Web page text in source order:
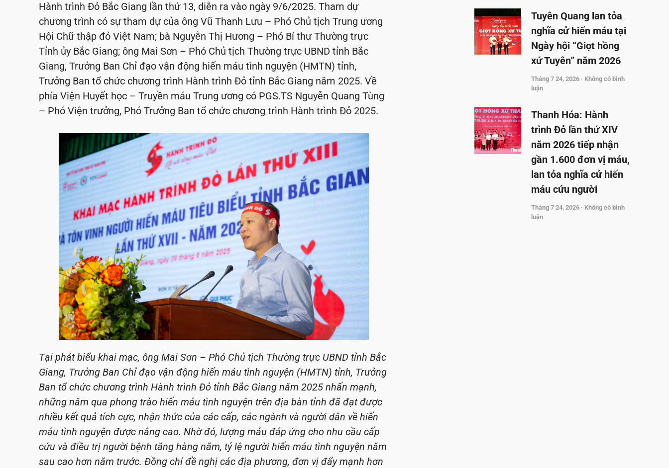
Hành trình Đỏ Bắc Giang lần thứ 13, diễn ra vào ngày 9/6/2025. Tham dự
chương trình có sự tham dự của ông Vũ Thanh Lưu – Phó Chủ tịch Trung ương
Hội Chữ thập đỏ Việt Nam; bà Nguyễn Thị Hương – Phó Bí thư Thường trực
Tỉnh ủy Bắc Giang; ông Mai Sơn – Phó Chủ tịch Thường trực UBND tỉnh Bắc
Giang, Trưởng Ban Chỉ đạo vận động hiến máu tình nguyện (HMTN) tỉnh,
Trưởng Ban tổ chức chương trình Hành trình Đỏ tỉnh Bắc Giang năm 2025. Về
phía Viện Huyết học – Truyền máu Trung ương có PGS.TS Nguyễn Quang Tùng
– Phó Viện trưởng, Phó Trưởng Ban tổ chức chương trình Hành trình Đỏ 2025.
Tại phát biểu khai mạc, ông Mai Sơn – Phó Chủ tịch Thường trực UBND tỉnh Bắc
Giang, Trưởng Ban Chỉ đạo vận động hiến máu tình nguyện (HMTN) tỉnh, Trưởng
Ban tổ chức chương trình Hành trình Đỏ tỉnh Bắc Giang năm 2025 nhấn mạnh,
những năm qua phong trào hiến máu tình nguyện trên địa bàn tỉnh đã đạt được
nhiều kết quả tích cực, nhận thức của các cấp, các ngành và người dân về hiến
máu tình nguyện được nâng cao. Nhờ đó, lượng máu đáp ứng cho nhu cầu cấp
cứu và điều trị người bệnh tăng hàng năm, tỷ lệ người hiến máu tình nguyện năm
sau cao hơn năm trước. Đồng chí đề nghị các địa phương, đơn vị đẩy mạnh hơn
Tuyên Quang lan tỏa
nghĩa cử hiến máu tại
Ngày hội “Giọt hồng
xứ Tuyên” năm 2026
Tháng 7 24, 2026
Không có bình
luận
Thanh Hóa: Hành
trình Đỏ lần thứ XIV
năm 2026 tiếp nhận
gần 1.600 đơn vị máu,
lan tỏa nghĩa cử hiến
máu cứu người
Tháng 7 24, 2026
Không có bình
luận